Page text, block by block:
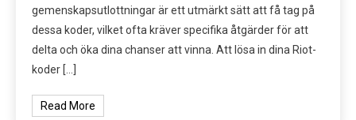
gemenskapsutlottningar är ett utmärkt sätt att få tag på
dessa koder, vilket ofta kräver specifika åtgärder för att
delta och öka dina chanser att vinna. Att lösa in dina Riot-
koder […]
Read More